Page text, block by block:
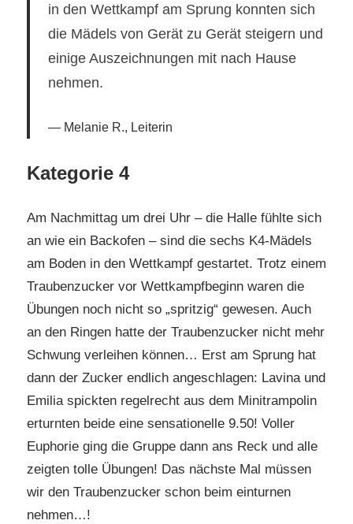
in den Wettkampf am Sprung konnten sich
die Mädels von Gerät zu Gerät steigern und
einige Auszeichnungen mit nach Hause
nehmen.
Melanie R., Leiterin
Kategorie 4
Am Nachmittag um drei Uhr – die Halle fühlte sich
an wie ein Backofen – sind die sechs K4-Mädels
am Boden in den Wettkampf gestartet. Trotz einem
Traubenzucker vor Wettkampfbeginn waren die
Übungen noch nicht so „spritzig“ gewesen. Auch
an den Ringen hatte der Traubenzucker nicht mehr
Schwung verleihen können… Erst am Sprung hat
dann der Zucker endlich angeschlagen: Lavina und
Emilia spickten regelrecht aus dem Minitrampolin
erturnten beide eine sensationelle 9.50! Voller
Euphorie ging die Gruppe dann ans Reck und alle
zeigten tolle Übungen! Das nächste Mal müssen
wir den Traubenzucker schon beim einturnen
nehmen…!